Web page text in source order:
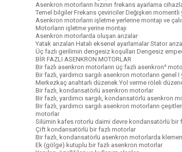
Asenkron motorların hızının frekans ayarlama
Temel bilgiler Frekans çeviriciler Değişken momentli
Asenkron motorların işletme yerlerine montajı ve
Motorların işletme yerine montajı
Asenkron motorlarda oluşan arızalar
Yatak arızalan Hatalı eksenel ayarlamalar Stator
Üç fazlı gerilimin dengesiz koşulları Dengesiz
BİR FAZLI ASENKRON MOTORLAR
Bir fazlı asenkron motorların üç fazlı asenkron^
Bir fazlı, yardımcı sargılı asenkron motorların genel I
Merkezkaç anahtarlı düzenek Yol verme röleli
Bir fazlı, kondansatörlü asenkron motorlar
Bir fazlı, yardımcı sargılı, kondansatörlü asenkron
Bir fazlı, yardımcı sargılı asenkron motorların
motorlar
Silümin kafes rotorlu daimi devre kondansatörlü bir
Çift kondansatörlü bir fazlı motorlar
Bir fazlı, kondansatörlü asenkron motorlarda
Ek (gölge) kutuplu bir fazlı asenkron motorlar